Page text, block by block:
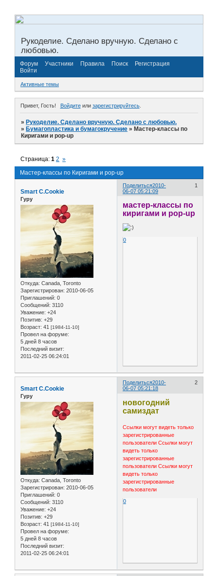
Рукоделие. Сделано вручную. Сделано с
любовью.
Форум Участники Правила Поиск
Регистрация
Войти
Активные темы
Привет, Гость! Войдитеили зарегистрируйтесь.
»Рукоделие. Сделано вручную. Сделано с любовью.
»Бумагопластика и бумагокручение »Мастер-классы по
Киригами и pop-up
Мастер-классы по Киригами и pop-up
Страница:1 2 »
Поделиться 1
2010-
06-07 05:21:09
Smart C.Cookie
Гуру
Откуда: Canada, Toronto
Зарегистрирован: 2010-06-05
Приглашений: 0
Сообщений: 3110
Уважение: +24
Позитив: +29
Возраст: 41 [1984-11-10]
Провел на форуме:
5 дней 8 часов
Последний визит:
2011-02-25 06:24:01
мастер-классы по
киригами и pop-up
0
Поделиться 2
2010-
06-07 05:21:18
Smart C.Cookie
Гуру
Откуда: Canada, Toronto
Зарегистрирован: 2010-06-05
Приглашений: 0
Сообщений: 3110
Уважение: +24
Позитив: +29
Возраст: 41 [1984-11-10]
Провел на форуме:
5 дней 8 часов
Последний визит:
2011-02-25 06:24:01
новогодний
самиздат
Ссылки могут видеть только
зарегистрированные
пользователи Ссылки могут
видеть только
зарегистрированные
пользователи Ссылки могут
видеть только
зарегистрированные
пользователи
0